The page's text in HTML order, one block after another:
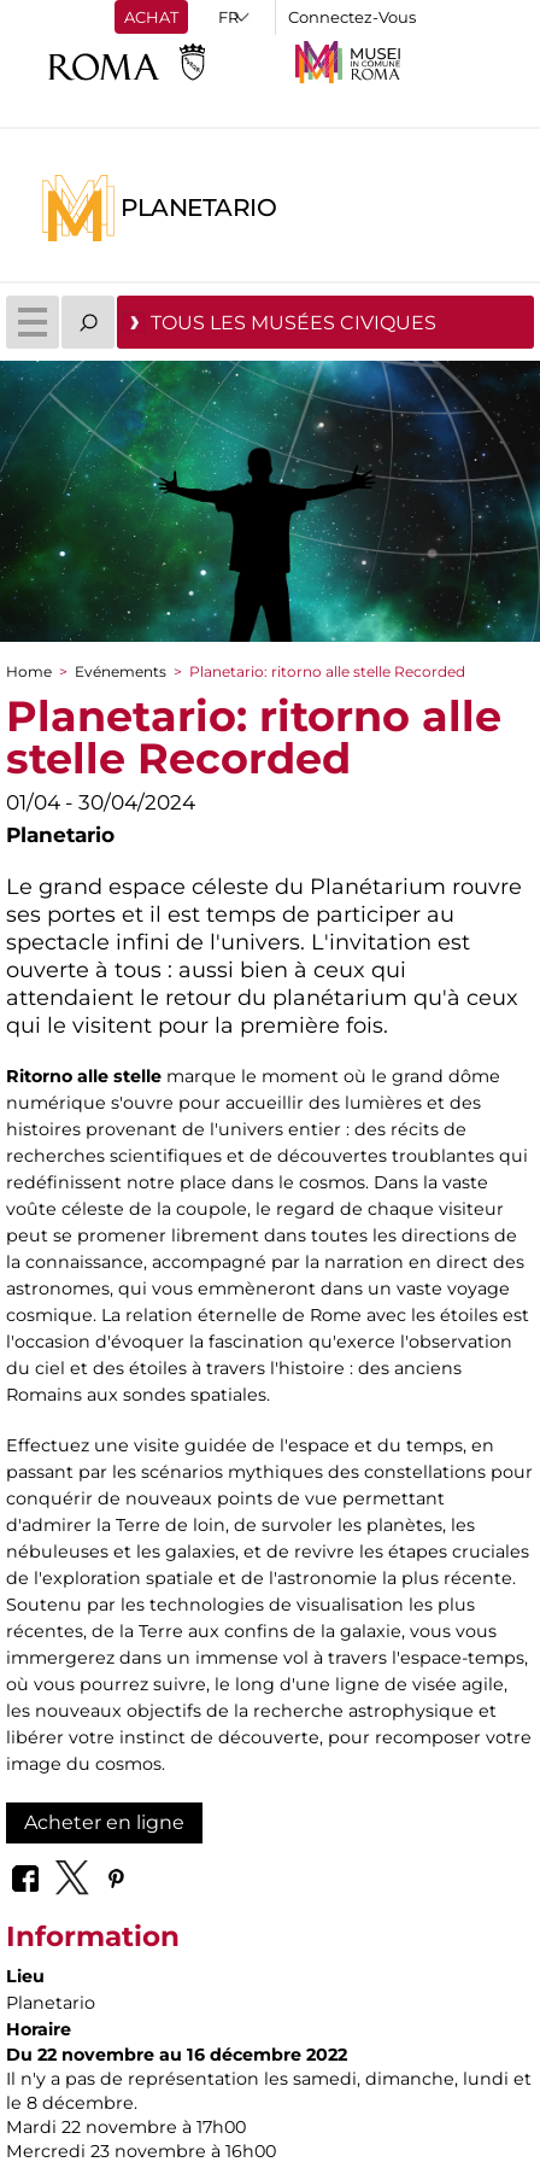
ACHAT Connectez-Vous
PLANETARIO
TOUS LES MUSÉES CIVIQUES
You are here
Home > Evénements > Planetario: ritorno alle stelle Recorded
Planetario: ritorno alle
stelle Recorded
01/04 - 30/04/2024
Planetario
Le grand espace céleste du Planétarium rouvre
ses portes et il est temps de participer au
spectacle infini de l'univers. L'invitation est
ouverte à tous : aussi bien à ceux qui
attendaient le retour du planétarium qu'à ceux
qui le visitent pour la première fois.
Ritorno alle stelle marque le moment où le grand dôme
numérique s'ouvre pour accueillir des lumières et des
histoires provenant de l'univers entier : des récits de
recherches scientifiques et de découvertes troublantes qui
redéfinissent notre place dans le cosmos. Dans la vaste
voûte céleste de la coupole, le regard de chaque visiteur
peut se promener librement dans toutes les directions de
la connaissance, accompagné par la narration en direct des
astronomes, qui vous emmèneront dans un vaste voyage
cosmique. La relation éternelle de Rome avec les étoiles est
l'occasion d'évoquer la fascination qu'exerce l'observation
du ciel et des étoiles à travers l'histoire : des anciens
Romains aux sondes spatiales.
Effectuez une visite guidée de l'espace et du temps, en
passant par les scénarios mythiques des constellations pour
conquérir de nouveaux points de vue permettant
d'admirer la Terre de loin, de survoler les planètes, les
nébuleuses et les galaxies, et de revivre les étapes cruciales
de l'exploration spatiale et de l'astronomie la plus récente.
Soutenu par les technologies de visualisation les plus
récentes, de la Terre aux confins de la galaxie, vous vous
immergerez dans un immense vol à travers l'espace-temps,
où vous pourrez suivre, le long d'une ligne de visée agile,
les nouveaux objectifs de la recherche astrophysique et
libérer votre instinct de découverte, pour recomposer votre
image du cosmos.
Acheter en ligne
Information
Lieu
Planetario
Horaire
Du 22 novembre au 16 décembre 2022
Il n'y a pas de représentation les samedi, dimanche, lundi et
le 8 décembre.
Mardi 22 novembre à 17h00
Mercredi 23 novembre à 16h00